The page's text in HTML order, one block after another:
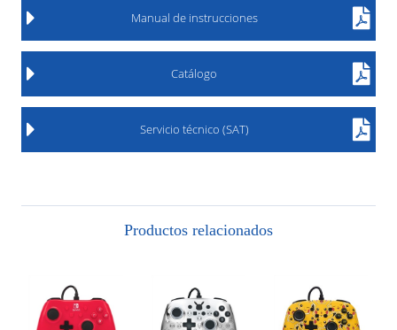
Manual de instrucciones
Catálogo
Servicio técnico (SAT)
Productos relacionados